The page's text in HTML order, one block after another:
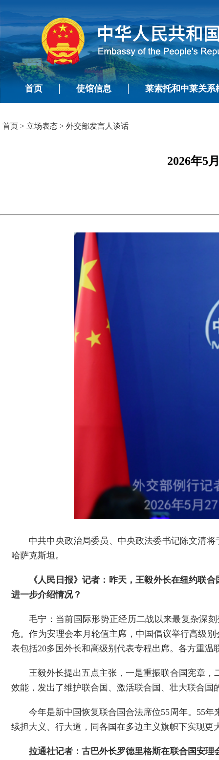
首页 使馆信息 莱索托和中莱关系
首页 > 立场表态 > 外交部发言人谈话
2026年5
中共中央政治局委员、中央政法委书记陈文清
哈萨克斯坦。
《人民日报》记者：昨天，王毅外长在纽约联
进一步介绍情况？
毛宁：当前国际形势正经历二战以来最复杂深
危。作为安理会本月轮值主席，中国倡议举行高级
表包括20多国外长和高级别代表专程出席。各方重
王毅外长提出五点主张，一是重振联合国宪章
效能，发出了维护联合国、激活联合国、壮大联合
今年是新中国恢复联合国合法席位55周年。55
续担大义、行大道，同各国在多边主义旗帜下实现
拉通社记者：古巴外长罗德里格斯在联合国安